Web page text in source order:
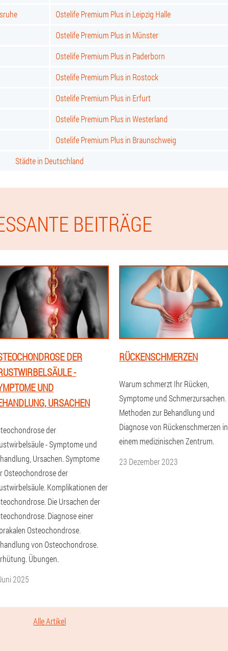
Ostelife Premium Plus in Leipzig Halle
Ostelife Premium Plus in Münster
Ostelife Premium Plus in Paderborn
Ostelife Premium Plus in Rostock
Ostelife Premium Plus in Erfurt
Ostelife Premium Plus in Westerland
Ostelife Premium Plus in Braunschweig
Städte in Deutschland
BEITRÄGE
DER
-
UND
URSACHEN
der
- Symptome und
Ursachen. Symptome
Osteochondrose der
Komplikationen der
Die Ursachen der
Diagnose einer
Osteochondrose.
von Osteochondrose.
Übungen.
2025
RÜCKENSCHMERZEN
Warum schmerzt Ihr Rücken,
Symptome und Schmerzursachen.
Methoden zur Behandlung und
Diagnose von Rückenschmerzen in
einem medizinischen Zentrum.
23 Dezember 2023
Alle Artikel